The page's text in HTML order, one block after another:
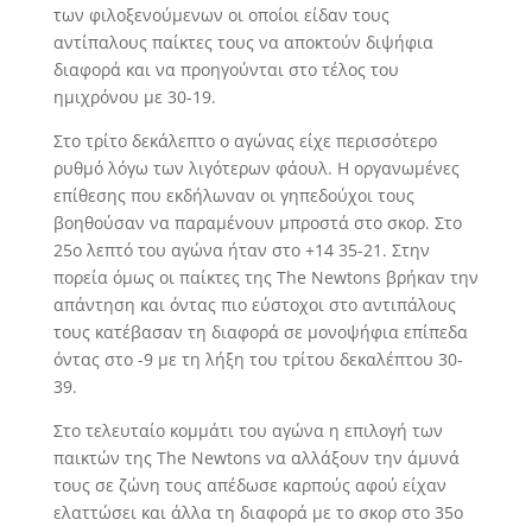
των φιλοξενούμενων οι οποίοι είδαν τους
αντίπαλους παίκτες τους να αποκτούν διψήφια
διαφορά και να προηγούνται στο τέλος του
ημιχρόνου με 30-19.
Στο τρίτο δεκάλεπτο ο αγώνας είχε περισσότερο
ρυθμό λόγω των λιγότερων φάουλ. Η οργανωμένες
επίθεσης που εκδήλωναν οι γηπεδούχοι τους
βοηθούσαν να παραμένουν μπροστά στο σκορ. Στο
25ο λεπτό του αγώνα ήταν στο +14 35-21. Στην
πορεία όμως οι παίκτες της The Newtons βρήκαν την
απάντηση και όντας πιο εύστοχοι στο αντιπάλους
τους κατέβασαν τη διαφορά σε μονοψήφια επίπεδα
όντας στο -9 με τη λήξη του τρίτου δεκαλέπτου 30-
39.
Στο τελευταίο κομμάτι του αγώνα η επιλογή των
παικτών της The Newtons να αλλάξουν την άμυνά
τους σε ζώνη τους απέδωσε καρπούς αφού είχαν
ελαττώσει και άλλα τη διαφορά με το σκορ στο 35o